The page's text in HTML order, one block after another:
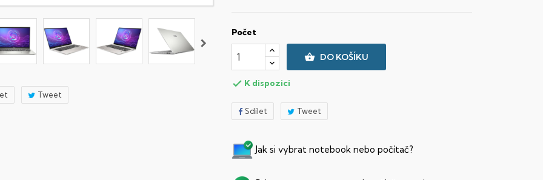
Tweet
Počet
 DO KOŠÍKU
 K dispozici
Sdílet Tweet
Jak si vybrat notebook nebo počítač?